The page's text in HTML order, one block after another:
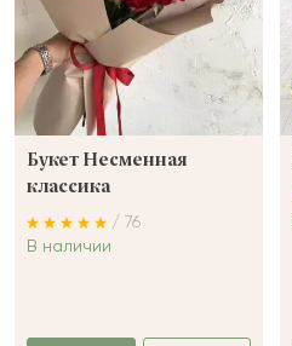
Букет Несменная
классика
/ 76
В наличии